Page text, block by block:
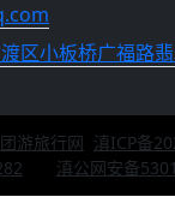
区小板桥广福路
游旅行网 滇ICP备
滇公网安备